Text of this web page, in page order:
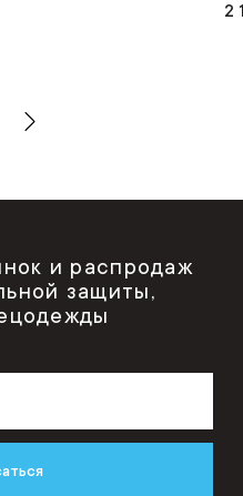
2
и распродаж
защиты,